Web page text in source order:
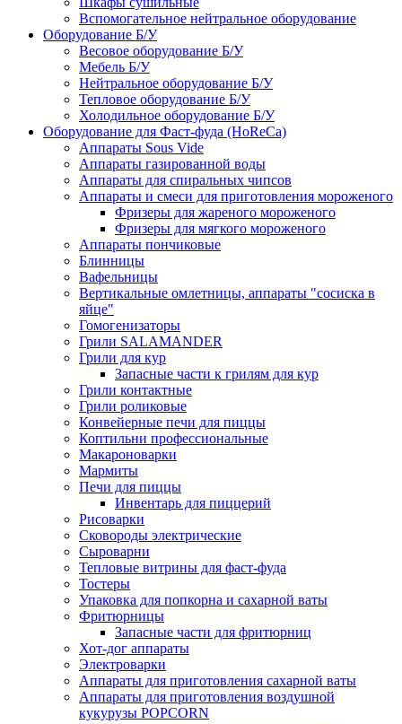
Вспомогательное нейтральное оборудование
Оборудование Б/У
Весовое оборудование Б/У
Мебель Б/У
Нейтральное оборудование Б/У
Тепловое оборудование Б/У
Холодильное оборудование Б/У
Оборудование для Фаст-фуда (HoReCa)
Аппараты Sous Vide
Аппараты газированной воды
Аппараты для спиральных чипсов
Аппараты и смеси для приготовления мороженого
Фризеры для жареного мороженого
Фризеры для мягкого мороженого
Аппараты пончиковые
Блинницы
Вафельницы
Вертикальные омлетницы, аппараты "сосиска в
яйце"
Гомогенизаторы
Грили SALAMANDER
Грили для кур
Запасные части к грилям для кур
Грили контактные
Грили роликовые
Конвейерные печи для пиццы
Коптильни профессиональные
Макароноварки
Мармиты
Печи для пиццы
Инвентарь для пиццерий
Рисоварки
Сковороды электрические
Сыроварни
Тепловые витрины для фаст-фуда
Тостеры
Упаковка для попкорна и сахарной ваты
Фритюрницы
Запасные части для фритюрниц
Хот-дог аппараты
Электроварки
Аппараты для приготовления сахарной ваты
Аппараты для приготовления воздушной
кукурузы POPCORN